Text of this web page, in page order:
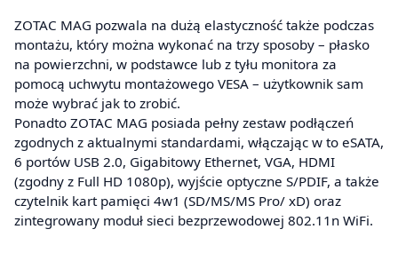
ZOTAC MAG pozwala na dużą elastyczność także podczas
montażu, który można wykonać na trzy sposoby – płasko
na powierzchni, w podstawce lub z tyłu monitora za
pomocą uchwytu montażowego VESA – użytkownik sam
może wybrać jak to zrobić.
Ponadto ZOTAC MAG posiada pełny zestaw podłączeń
zgodnych z aktualnymi standardami, włączając w to eSATA,
6 portów USB 2.0, Gigabitowy Ethernet, VGA, HDMI
(zgodny z Full HD 1080p), wyjście optyczne S/PDIF, a także
czytelnik kart pamięci 4w1 (SD/MS/MS Pro/ xD) oraz
zintegrowany moduł sieci bezprzewodowej 802.11n WiFi.